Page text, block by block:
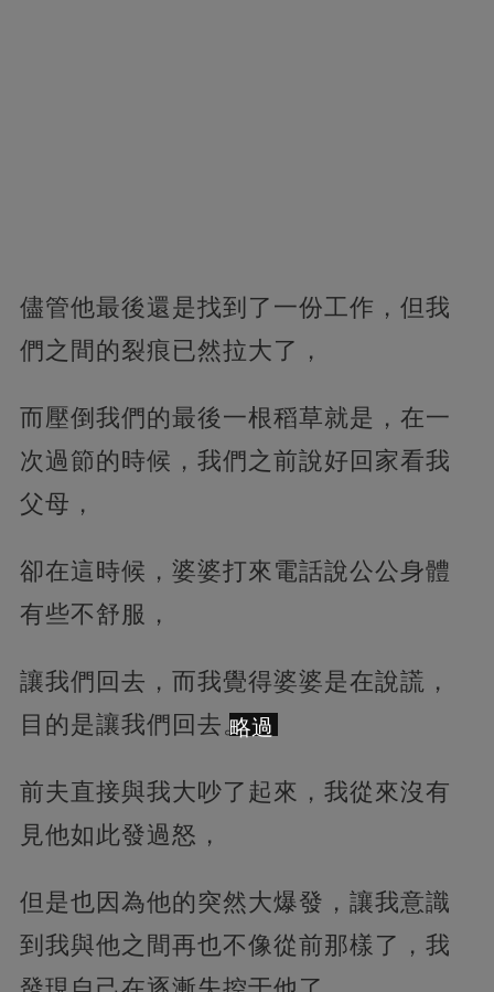
儘管他最後還是找到了一份工作，但我
們之間的裂痕已然拉大了，
而壓倒我們的最後一根稻草就是，在一
次過節的時候，我們之前說好回家看我
父母，
卻在這時候，婆婆打來電話說公公身體
有些不舒服，
讓我們回去，而我覺得婆婆是在說謊，
目的是讓我們回去。
前夫直接與我大吵了起來，我從來沒有
見他如此發過怒，
但是也因為他的突然大爆發，讓我意識
到我與他之間再也不像從前那樣了，我
略過